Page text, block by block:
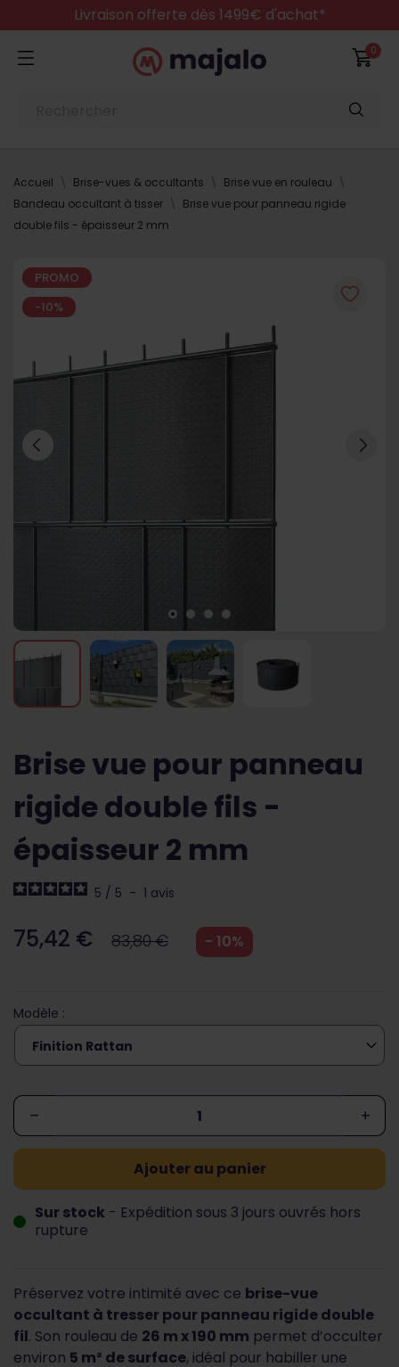
Livraison offerte dès 1499€ d'achat*
0
Accueil Brise-vues & occultants
Brise vue en rouleau
Bandeau occultant à tisser
Brise vue pour panneau rigide
double fils - épaisseur 2 mm
PROMO
-10%
Brise vue pour panneau
rigide double fils -
épaisseur 2 mm
5 / 5 - 1 avis
75,42 € 83,80 € - 10%
Modèle :
– +
Ajouter au panier
Sur stock - Expédition sous 3 jours ouvrés hors
rupture
Préservez votre intimité avec ce brise-vue
occultant à tresser pour panneau rigide double
fil. Son rouleau de 26 m x 190 mm permet d’occulter
environ 5 m² de surface, idéal pour habiller une